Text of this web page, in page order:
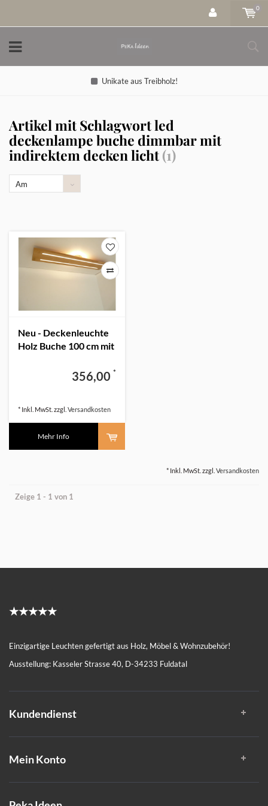
0
Unikate aus Treibholz!
Artikel mit Schlagwort led
deckenlampe buche dimmbar mit
indirektem decken licht(1)
Am
Neu - Deckenleuchte
Holz Buche 100 cm mit
356,00 *
* Inkl. MwSt. zzgl. Versandkosten
Mehr Info
* Inkl. MwSt. zzgl. Versandkosten
Zeige 1 - 1 von 1
★★★★★
Einzigartige Leuchten gefertigt aus Holz, Möbel & Wohnzubehör!
Ausstellung: Kasseler Strasse 40, D-34233 Fuldatal
Kundendienst
Mein Konto